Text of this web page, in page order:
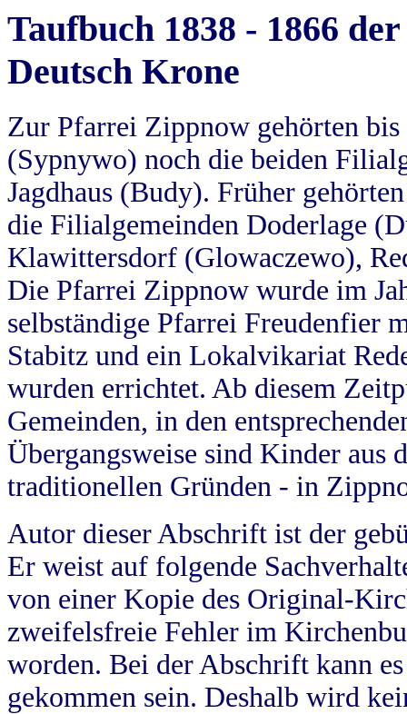
Taufbuch 1838 - 1866
Deutsch Krone
Zur Pfarrei Zippnow gehörten
(Sypnywo) noch die beiden
Jagdhaus (Budy). Früher
die Filialgemeinden Doderlage
Klawittersdorf (Glowaczewo),
Die Pfarrei Zippnow wurde im
selbständige Pfarrei Freudenfier
Stabitz und ein Lokalvikariat
wurden errichtet. Ab diesem
Gemeinden, in den
Übergangsweise sind Kinder aus
traditionellen Gründen - in
Autor dieser Abschrift ist der
Er weist auf folgende
von einer Kopie des Original-
zweifelsfreie Fehler im
worden. Bei der Abschrift kann
gekommen sein. Deshalb wird